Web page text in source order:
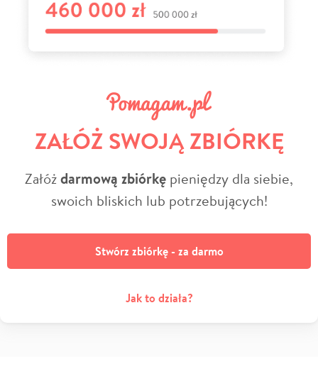
ZAŁÓŻ SWOJĄ ZBIÓRKĘ
Załóżdarmową zbiórkę pieniędzy dla siebie,
swoich bliskich lub potrzebujących!
Stwórz zbiórkę - za darmo
Jak to działa?